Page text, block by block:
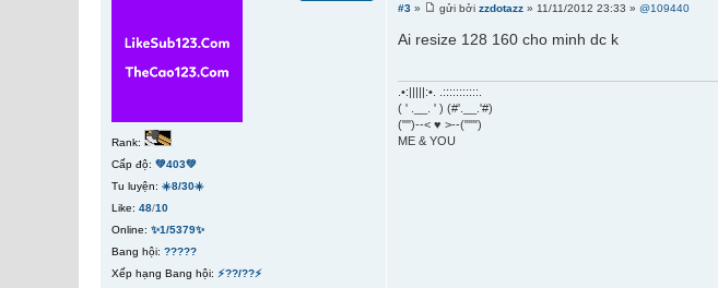
#3 » gửi bởizzdotazz » 11/11/2012 23:33 »@109440
Ai resize 128 160 cho minh dc k
.•:|||||:•. .:::::::::::.
( ' .__. ' ) (#'.__.'#)
("")--< ♥ >--(""")
ME & YOU
Rank:
Cấp độ: 💚403💚
Tu luyện: ☀️8/30☀️
Like: 48/10
Online: ✨1/5379✨
Bang hội: ?????
Xếp hạng Bang hội: ⚡??/??⚡